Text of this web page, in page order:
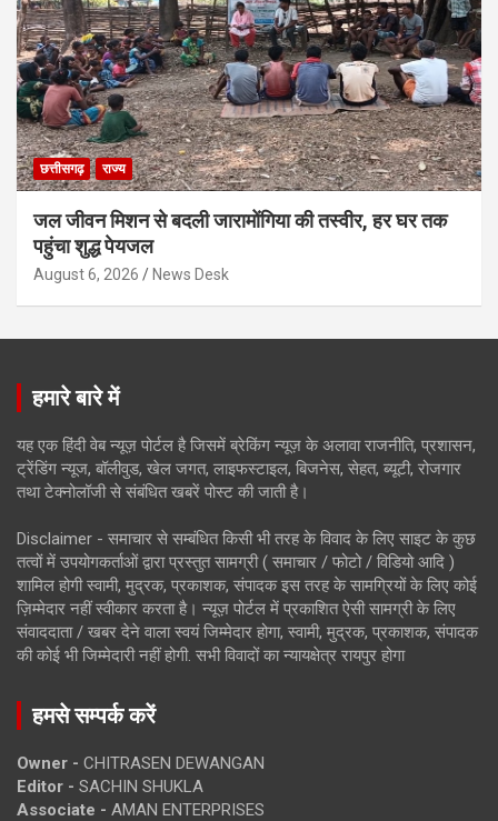
छत्तीसगढ़ राज्य
जल जीवन मिशन से बदली जारामोंगिया की तस्वीर, हर घर तक
पहुंचा शुद्ध पेयजल
August 6, 2026 News Desk
हमारे बारे में
यह एक हिंदी वेब न्यूज़ पोर्टल है जिसमें ब्रेकिंग न्यूज़ के अलावा राजनीति, प्रशासन,
ट्रेंडिंग न्यूज, बॉलीवुड, खेल जगत, लाइफस्टाइल, बिजनेस, सेहत, ब्यूटी, रोजगार
तथा टेक्नोलॉजी से संबंधित खबरें पोस्ट की जाती है।
Disclaimer - समाचार से सम्बंधित किसी भी तरह के विवाद के लिए साइट के कुछ
तत्वों में उपयोगकर्ताओं द्वारा प्रस्तुत सामग्री ( समाचार / फोटो / विडियो आदि )
शामिल होगी स्वामी, मुद्रक, प्रकाशक, संपादक इस तरह के सामग्रियों के लिए कोई
ज़िम्मेदार नहीं स्वीकार करता है। न्यूज़ पोर्टल में प्रकाशित ऐसी सामग्री के लिए
संवाददाता / खबर देने वाला स्वयं जिम्मेदार होगा, स्वामी, मुद्रक, प्रकाशक, संपादक
की कोई भी जिम्मेदारी नहीं होगी. सभी विवादों का न्यायक्षेत्र रायपुर होगा
हमसे सम्पर्क करें
Owner - CHITRASEN DEWANGAN
Editor - SACHIN SHUKLA
Associate - AMAN ENTERPRISES